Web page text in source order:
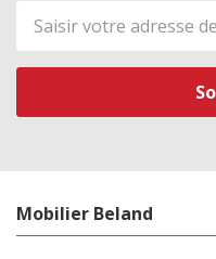
Adresse
de
courriel
Mobilier Beland